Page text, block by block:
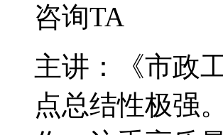
咨询TA
主讲：《市政
点总结性极强